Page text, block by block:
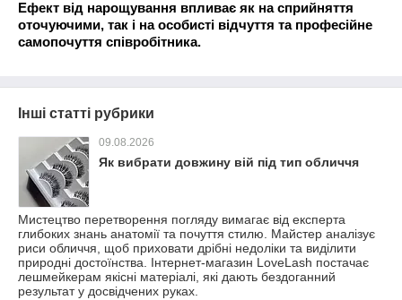
Ефект від нарощування впливає як на сприйняття
оточуючими, так і на особисті відчуття та професійне
самопочуття співробітника.
Інші статті рубрики
09.08.2026
Як вибрати довжину вій під тип обличчя
Мистецтво перетворення погляду вимагає від експерта
глибоких знань анатомії та почуття стилю. Майстер аналізує
риси обличчя, щоб приховати дрібні недоліки та виділити
природні достоїнства. Інтернет-магазин LoveLash постачає
лешмейкерам якісні матеріалі, які дають бездоганний
результат у досвідчених руках.